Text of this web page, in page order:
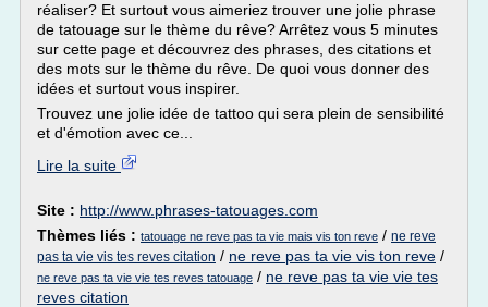
réaliser? Et surtout vous aimeriez trouver une jolie phrase
de tatouage sur le thème du rêve? Arrêtez vous 5 minutes
sur cette page et découvrez des phrases, des citations et
des mots sur le thème du rêve. De quoi vous donner des
idées et surtout vous inspirer.
Trouvez une jolie idée de tattoo qui sera plein de sensibilité
et d'émotion avec ce...
Lire la suite
Site : http://www.phrases-tatouages.com
Thèmes liés : tatouage ne reve pas ta vie mais vis ton reve / ne reve
pas ta vie vis tes reves citation / ne reve pas ta vie vis ton reve /
ne reve pas ta vie vie tes reves tatouage / ne reve pas ta vie vie tes
reves citation